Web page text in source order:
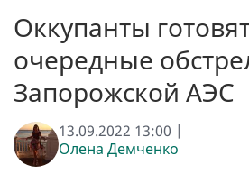
Оккупанты
очередные
Запорожской АЭС
13.09.2022 13:00 |
Олена Демченко